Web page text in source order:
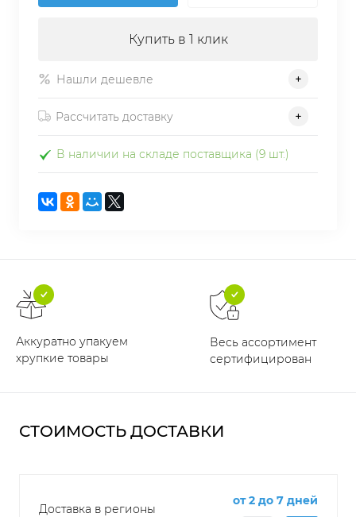
Купить в 1 клик
Нашли дешевле
Рассчитать доставку
В наличии на складе поставщика (9 шт.)
Аккуратно упакуем
хрупкие товары
Весь ассортимент
сертифицирован
СТОИМОСТЬ ДОСТАВКИ
Доставка в регионы
от 2 до 7 дней